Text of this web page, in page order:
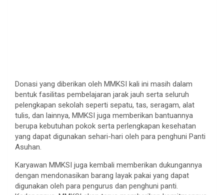
Donasi yang diberikan oleh MMKSI kali ini masih dalam
bentuk fasilitas pembelajaran jarak jauh serta seluruh
pelengkapan sekolah seperti sepatu, tas, seragam, alat
tulis, dan lainnya, MMKSI juga memberikan bantuannya
berupa kebutuhan pokok serta perlengkapan kesehatan
yang dapat digunakan sehari-hari oleh para penghuni Panti
Asuhan.
Karyawan MMKSI juga kembali memberikan dukungannya
dengan mendonasikan barang layak pakai yang dapat
digunakan oleh para pengurus dan penghuni panti.